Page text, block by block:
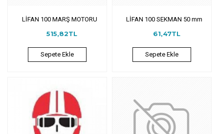
LİFAN 100 MARŞ MOTORU
515,82TL
Sepete Ekle
LİFAN 100 SEKMAN 50 mm
61,47TL
Sepete Ekle